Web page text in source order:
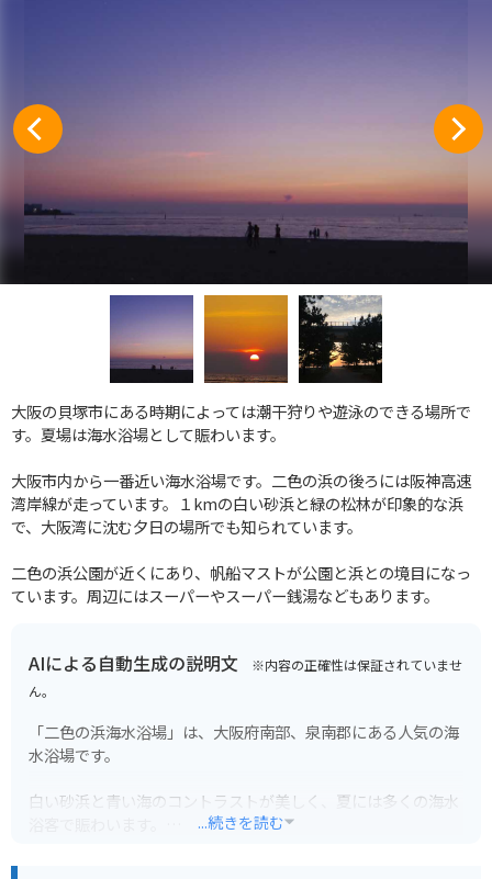
大阪の貝塚市にある時期によっては潮干狩りや遊泳のできる場所で
す。夏場は海水浴場として賑わいます。
大阪市内から一番近い海水浴場です。二色の浜の後ろには阪神高速
湾岸線が走っています。１kmの白い砂浜と緑の松林が印象的な浜
で、大阪湾に沈む夕日の場所でも知られています。
二色の浜公園が近くにあり、帆船マストが公園と浜との境目になっ
ています。周辺にはスーパーやスーパー銭湯などもあります。
AIによる自動生成の説明文 ※内容の正確性は保証されていませ
ん。
「二色の浜海水浴場」は、大阪府南部、泉南郡にある人気の海
水浴場です。
白い砂浜と青い海のコントラストが美しく、夏には多くの海水
...続きを読む